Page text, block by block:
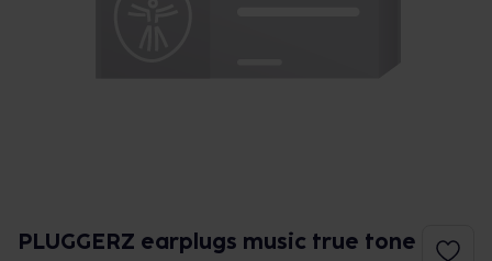
PLUGGERZ earplugs music true tone